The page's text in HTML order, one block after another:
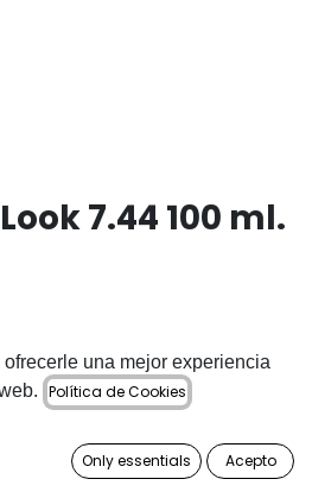
7.44 100 ml.
CESTA
una mejor experiencia
Política de Cookies
Only essentials Acepto